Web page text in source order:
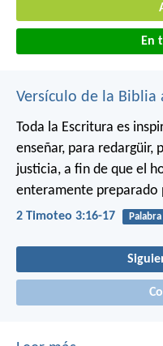
En
Versículo de la Biblia
Toda la Escritura es
enseñar, para redargüir,
justicia, a fin de que el
enteramente preparado
2 Timoteo 3:16-17